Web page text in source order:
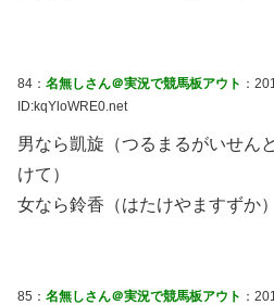
84： 名無しさん＠実況で競馬板アウト ：
ID:kqYloWRE0.net
男なら凱旋（つるまるがいせん
けて）
女なら鈴香（はたけやますずか）
85： 名無しさん＠実況で競馬板アウト ：